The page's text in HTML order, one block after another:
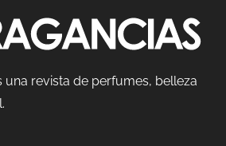
una revista de perfumes, belleza